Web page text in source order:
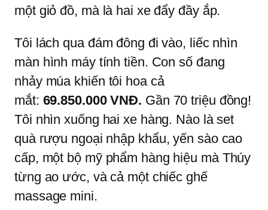
một giỏ đồ, mà là hai xe đẩy đầy ắp.
Tôi lách qua đám đông đi vào, liếc nhìn
màn hình máy tính tiền. Con số đang
nhảy múa khiến tôi hoa cả
mắt: 69.850.000 VNĐ. Gần 70 triệu đồng!
Tôi nhìn xuống hai xe hàng. Nào là set
quà rượu ngoại nhập khẩu, yến sào cao
cấp, một bộ mỹ phẩm hàng hiệu mà Thúy
từng ao ước, và cả một chiếc ghế
massage mini.